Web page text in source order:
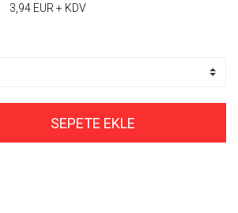
3,94 EUR + KDV
SEPETE EKLE